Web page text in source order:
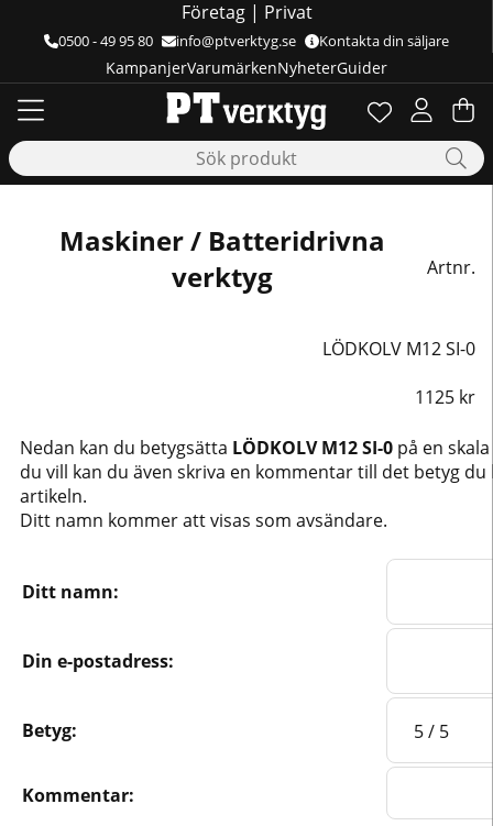
Företag| Privat
0500 - 49 95 80 info@ptverktyg.se Kontakta din säljare
Önskelista
Antal i
. .
KampanjerVarumärkenNyheterGuider
Maskiner / Batteridrivna
verktyg
Artnr.
LÖDKOLV M12 SI-0
1125 kr
Nedan kan du betygsätta LÖDKOLV M12 SI-0 på en
du vill kan du även skriva en kommentar till det betyg
artikeln.
Ditt namn kommer att visas som avsändare.
Ditt namn:
Din e-postadress:
Betyg:
Kommentar: